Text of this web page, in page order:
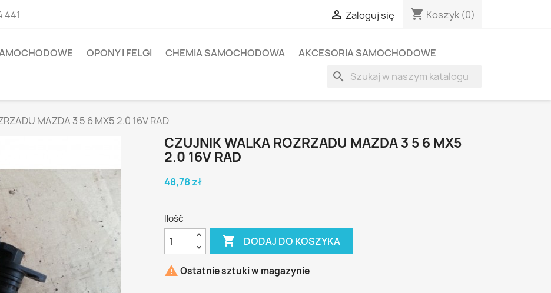
441  Zaloguj się shopping_cart Koszyk (0)
OPONY I FELGI CHEMIA SAMOCHODOWA AKCESORIA SAMOCHODOWE
search
MAZDA 3 5 6 MX5 2.0 16V RAD
CZUJNIK WALKA ROZRZADU MAZDA 3 5 6 MX5
2.0 16V RAD
48,78 zł
Ilość
 DODAJ DO KOSZYKA
 Ostatnie sztuki w magazynie